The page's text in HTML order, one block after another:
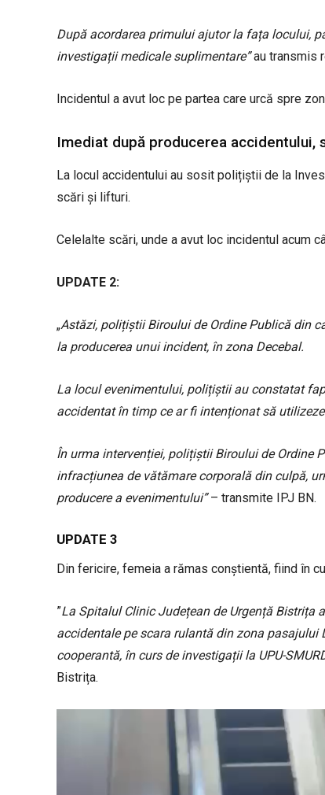
După acordarea primului ajutor la fața locului,
investigații medicale suplimentare”au transmis
Incidentul a avut loc pe partea care urcă spre
Imediat după producerea
La locul accidentului au sosit polițiștii de la
scări și lifturi.
Celelalte scări, unde a avut loc incidentul acum
UPDATE 2:
„Astăzi, polițiștii Biroului de Ordine Publică din
la producerea unui incident, în zona Decebal.
La locul evenimentului, polițiștii au constatat
accidentat în timp ce ar fi intenționat să
În urma intervenției, polițiștii Biroului de Ordine
infracțiunea de vătămare corporală din culpă,
producere a evenimentului”– transmite IPJ BN.
UPDATE 3
Din fericire, femeia a rămas conștientă, fiind în
”La Spitalul Clinic Județean de Urgență Bistrița
accidentale pe scara rulantă din zona pasajului
cooperantă, în curs de investigații la UPU-
Bistrița.